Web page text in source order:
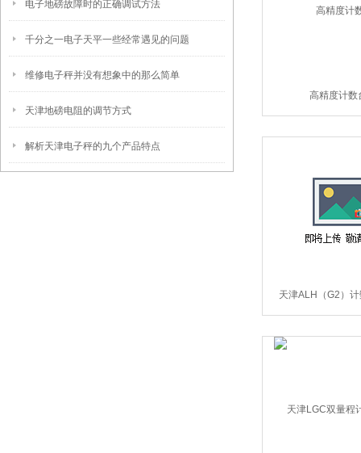
电子地磅故障时的正确调试方法
千分之一电子天平一些经常遇见的问题
维修电子秤并没有想象中的那么简单
天津地磅电阻的调节方式
解析天津电子秤的九个产品特点
高精度计数
天津ALH（G2）